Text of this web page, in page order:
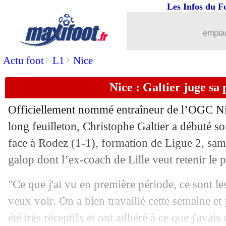
Actu foot> L1 > Nice
Les Infos du
Nice : Galtier juge sa
Officiellement nommé entraîneur de l’OGC
long feuilleton, Christophe Galtier a débuté
face à Rodez (1-1), formation de Ligue 2,
galop dont l’ex-coach de Lille veut retenir le
"Ce que j'ai vu en première période, ce sont
veux voir. On a bien travaillé cette semaine
été très réceptifs et ont adhéré à ce que
: Trezeguet défend Ronaldo
04/07 Euro: Southgate accable les
04/07 Belgique: le geste classe d'Henry
04/07 Palace: Vieira est le nouveau coach
04/07 Atletico : Vitolo prêté à Getafe
04/07 Pays-Bas: Van Gaal allume les
Rennes: accord trouvé avec Lens